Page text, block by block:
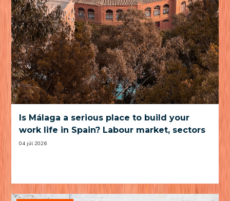
Is Málaga a serious place to build your
work life in Spain? Labour market, sectors
and practical trade-offs
04 júl 2026